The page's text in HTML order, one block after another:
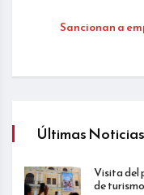
Sancionan a
Últimas
Visita del
de